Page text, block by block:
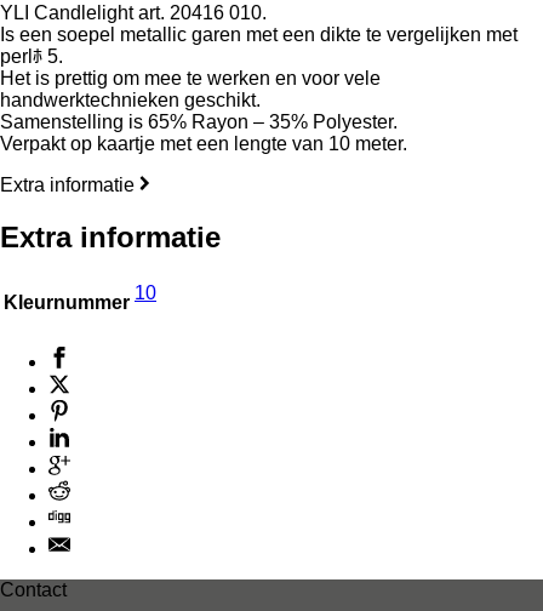
YLI Candlelight art. 20416 010.
Is een soepel metallic garen met een dikte te vergelijken met
perlﾎ 5.
Het is prettig om mee te werken en voor vele
handwerktechnieken geschikt.
Samenstelling is 65% Rayon – 35% Polyester.
Verpakt op kaartje met een lengte van 10 meter.
Extra informatie
Extra informatie
Kleurnummer 10
Contact